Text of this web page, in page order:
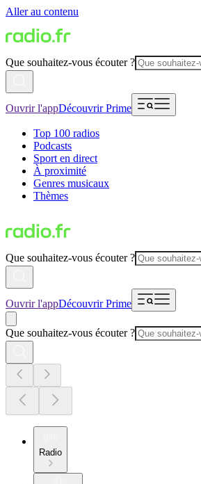
Aller au contenu
Que souhaitez-vous écouter ?
Ouvrir l'appDécouvrir Prime
Top 100 radios
Podcasts
Sport en direct
À proximité
Genres musicaux
Thèmes
Que souhaitez-vous écouter ?
Ouvrir l'appDécouvrir Prime
Que souhaitez-vous écouter ?
Radio